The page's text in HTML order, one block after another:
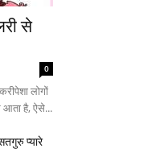
से
0
लोगों
आता है, ऐसे...
प्यारे